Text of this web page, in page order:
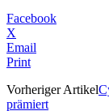
Facebook
X
Email
Print
Vorheriger Artikel
prämiert